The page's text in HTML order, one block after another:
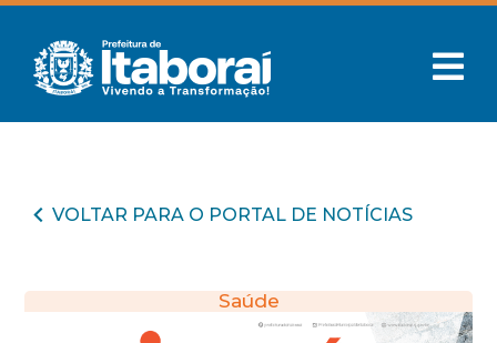
VOLTAR PARA O PORTAL DE NOTÍCIAS
Saúde